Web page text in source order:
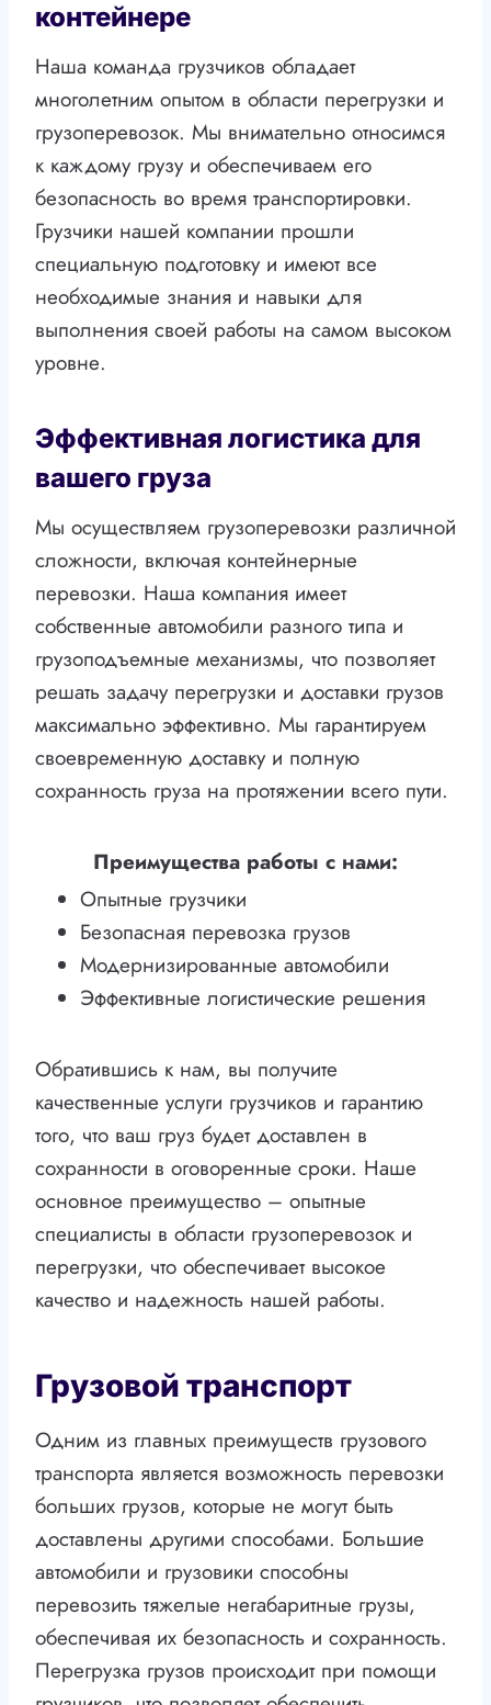
контейнере
Наша команда грузчиков обладает
многолетним опытом в области перегрузки и
грузоперевозок. Мы внимательно относимся
к каждому грузу и обеспечиваем его
безопасность во время транспортировки.
Грузчики нашей компании прошли
специальную подготовку и имеют все
необходимые знания и навыки для
выполнения своей работы на самом высоком
уровне.
Эффективная логистика для
вашего груза
Мы осуществляем грузоперевозки различной
сложности, включая контейнерные
перевозки. Наша компания имеет
собственные автомобили разного типа и
грузоподъемные механизмы, что позволяет
решать задачу перегрузки и доставки грузов
максимально эффективно. Мы гарантируем
своевременную доставку и полную
сохранность груза на протяжении всего пути.
Преимущества работы с нами:
Опытные грузчики
Безопасная перевозка грузов
Модернизированные автомобили
Эффективные логистические решения
Обратившись к нам, вы получите
качественные услуги грузчиков и гарантию
того, что ваш груз будет доставлен в
сохранности в оговоренные сроки. Наше
основное преимущество – опытные
специалисты в области грузоперевозок и
перегрузки, что обеспечивает высокое
качество и надежность нашей работы.
Грузовой транспорт
Одним из главных преимуществ грузового
транспорта является возможность перевозки
больших грузов, которые не могут быть
доставлены другими способами. Большие
автомобили и грузовики способны
перевозить тяжелые негабаритные грузы,
обеспечивая их безопасность и сохранность.
Перегрузка грузов происходит при помощи